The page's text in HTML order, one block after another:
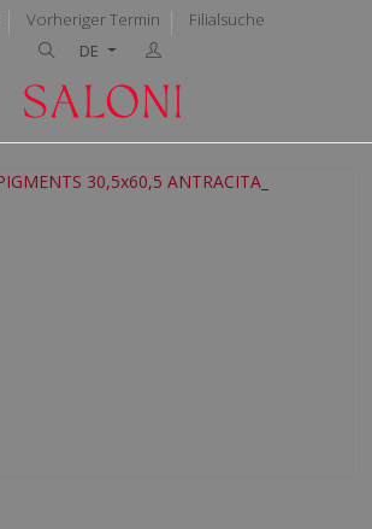
Vorheriger Termin
Filialsuche
DE